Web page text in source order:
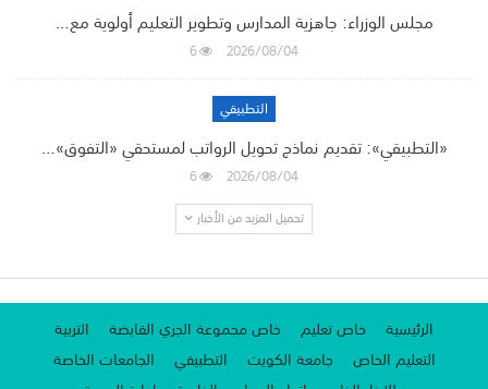
مجلس الوزراء: جاهزية المدارس وتطوير التعليم أولوية مع…
2026/08/04
6
التطبيقي
«التطبيقي»: تقديم نماذج تحويل الرواتب لمستحقي «التفوق»…
2026/08/04
6
تحميل المزيد من الأخبار
الرئيسية خاص تعليم خاص مجموعة الجري القابضة
التربية
التعليم الخاص
جامعة الكويت التطبيقي
الجامعات الخاصة